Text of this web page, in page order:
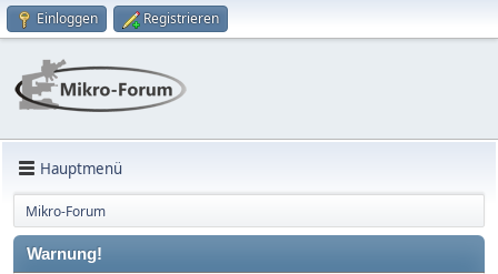
Einloggen Registrieren
Hauptmenü
Mikro-Forum
Warnung!